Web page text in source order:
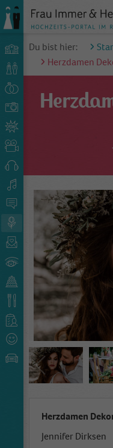
Du bist hier:
Herzdamen
Herzdamen
Jennifer Dirksen